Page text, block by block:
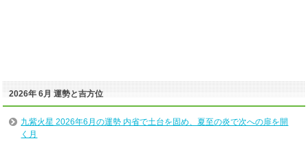
2026年 6月 運勢と吉方位
九紫火星 2026年6月の運勢 内省で土台を固め、夏至の炎で次への扉を開
く月